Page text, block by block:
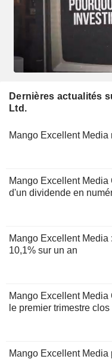
Dernières actualités
Ltd.
Mango Excellent
Mango Excellent Media
d'un dividende en
Mango Excellent
10,1% sur un an
Mango Excellent
le premier trimestre
Mango Excellent Media